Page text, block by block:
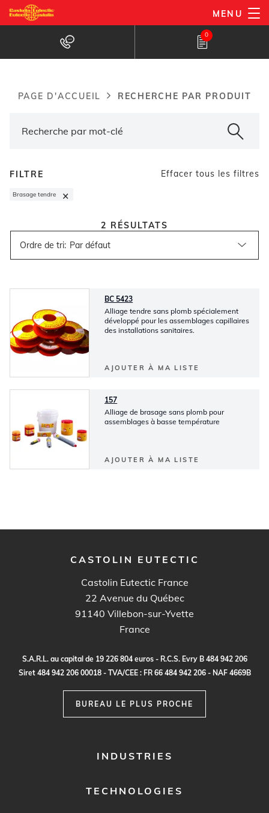
Aller
au
principal
MENU
Recherche de produits
0
PAGE D'ACCUEIL RECHERCHE PAR PRODUIT
FILTRE Effacer tous les filtres
Brasage tendre ×
Ordre de tri:
2 RÉSULTATS
BC 5423
Alliage tendre sans plomb spécialement
développé pour les assemblages capillaires
des installations sanitaires.
AJOUTER À MA LISTE
157
Alliage de brasage sans plomb pour
assemblages à basse température
AJOUTER À MA LISTE
CASTOLIN EUTECTIC
Castolin Eutectic France
22 Avenue du Québec
91140 Villebon-sur-Yvette
France
S.A.R.L. au capital de 19 226804 euros - R.C.S. Evry B 484942206
Siret 484 942206 00018 - TVA/CEE : FR 66484 942206 - NAF 4669B
BUREAU LE PLUS PROCHE
INDUSTRIES
TECHNOLOGIES